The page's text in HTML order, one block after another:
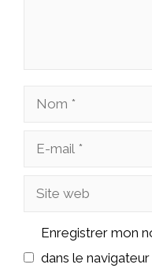
Nom
Site
Enregistrer mon
dans le